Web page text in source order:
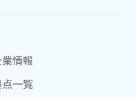
情報
一覧